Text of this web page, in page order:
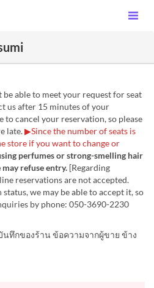
able to meet your request for seat
us after 15 minutes of your
to cancel your reservation, so please
late.▶Since the number of seats is
store if you want to change or
perfumes or strong-smelling hair
refuse entry. [Regarding
reservations are not accepted.
we may be able to accept it, so
by phone: 050-3690-2230
ทึกของร้าน ข้อความจากผู้ขาย ข้าง